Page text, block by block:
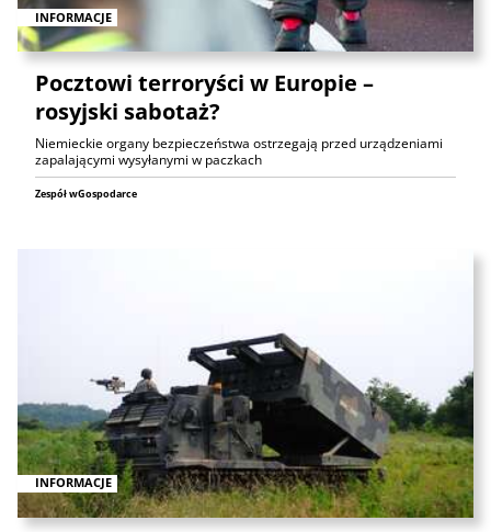
INFORMACJE
Pocztowi terroryści w Europie –
rosyjski sabotaż?
Niemieckie organy bezpieczeństwa ostrzegają przed urządzeniami
zapalającymi wysyłanymi w paczkach
Zespół wGospodarce
INFORMACJE